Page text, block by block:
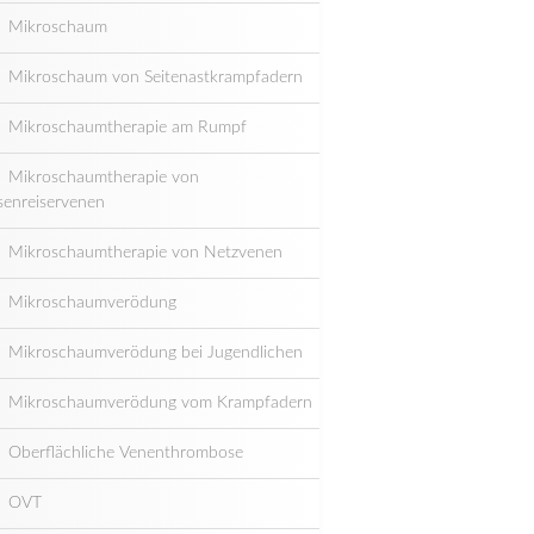
Mikroschaum
Mikroschaum von Seitenastkrampfadern
Mikroschaumtherapie am Rumpf
Mikroschaumtherapie von
Mikroschaumtherapie von Netzvenen
Mikroschaumverödung
Mikroschaumverödung bei Jugendlichen
Mikroschaumverödung vom Krampfadern
Oberflächliche Venenthrombose
OVT